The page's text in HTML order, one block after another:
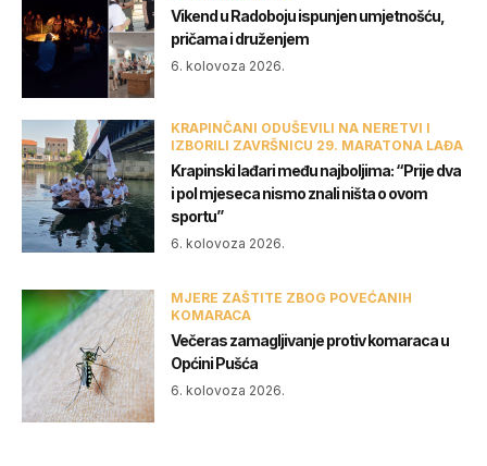
Vikend u Radoboju ispunjen umjetnošću,
pričama i druženjem
6. kolovoza 2026.
KRAPINČANI ODUŠEVILI NA NERETVI I
IZBORILI ZAVRŠNICU 29. MARATONA LAĐA
Krapinski lađari među najboljima: “Prije dva
i pol mjeseca nismo znali ništa o ovom
sportu”
6. kolovoza 2026.
MJERE ZAŠTITE ZBOG POVEĆANIH
KOMARACA
Večeras zamagljivanje protiv komaraca u
Općini Pušća
6. kolovoza 2026.